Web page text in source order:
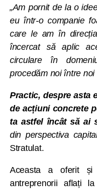
„Am pornit de la o
eu într-o companie
care le am în
încercat să aplic
circulare în
procedăm noi între
Practic, despre asta
de acțiuni concrete
ta astfel încât să ai
din perspectiva
Stratulat.
Aceasta a oferit
antreprenorii aflați